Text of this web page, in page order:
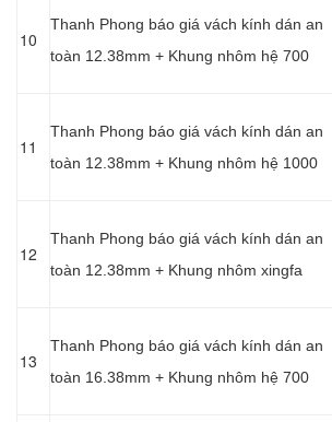
10
Thanh Phong báo giá vách kính dán an
toàn 12.38mm + Khung nhôm hệ 700
11
Thanh Phong báo giá vách kính dán an
toàn 12.38mm + Khung nhôm hệ 1000
12
Thanh Phong báo giá vách kính dán an
toàn 12.38mm + Khung nhôm xingfa
13
Thanh Phong báo giá vách kính dán an
toàn 16.38mm + Khung nhôm hệ 700